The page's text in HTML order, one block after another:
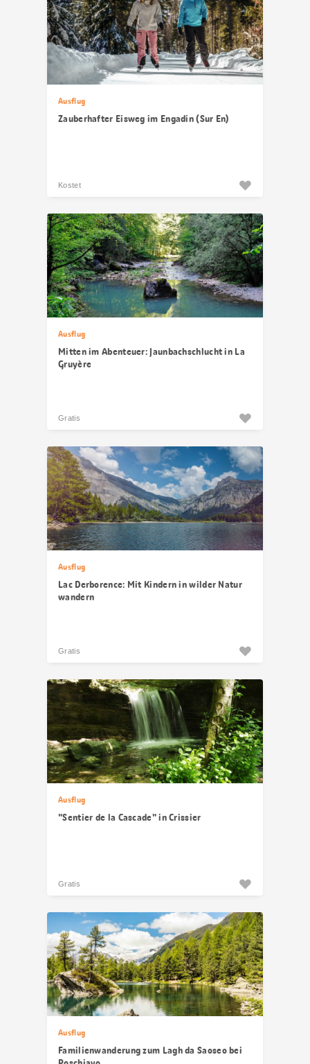
Ausflug
Zauberhafter Eisweg im Engadin (Sur En)
Kostet
Ausflug
Mitten im Abenteuer: Jaunbachschlucht in La
Gruyère
Gratis
Ausflug
Lac Derborence: Mit Kindern in wilder Natur
wandern
Gratis
Ausflug
"Sentier de la Cascade" in Crissier
Gratis
Ausflug
Familienwanderung zum Lagh da Saoseo bei